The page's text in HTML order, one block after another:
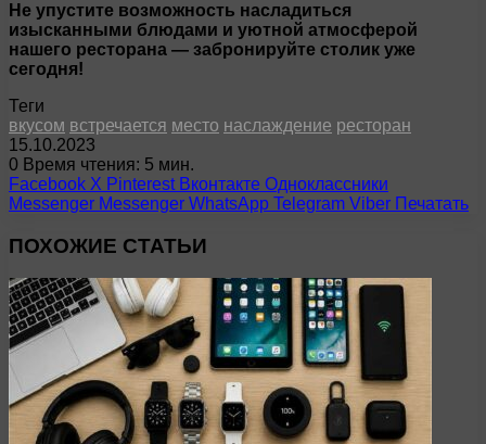
Не упустите возможность насладиться
изысканными блюдами и уютной атмосферой
нашего ресторана — забронируйте столик уже
сегодня!
Теги
вкусом встречается место наслаждение ресторан
15.10.2023
0 Время чтения: 5 мин.
Facebook X Pinterest Вконтакте Одноклассники
Messenger Messenger WhatsApp Telegram Viber Печатать
ПОХОЖИЕ СТАТЬИ